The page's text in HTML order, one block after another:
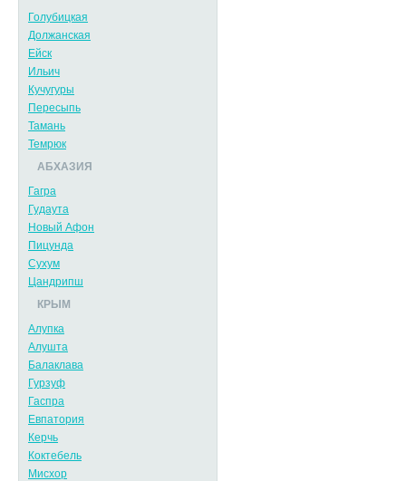
Голубицкая
Должанская
Ейск
Ильич
Кучугуры
Пересыпь
Тамань
Темрюк
АБХАЗИЯ
Гагра
Гудаута
Новый Афон
Пицунда
Сухум
Цандрипш
КРЫМ
Алупка
Алушта
Балаклава
Гурзуф
Гаспра
Евпатория
Керчь
Коктебель
Мисхор